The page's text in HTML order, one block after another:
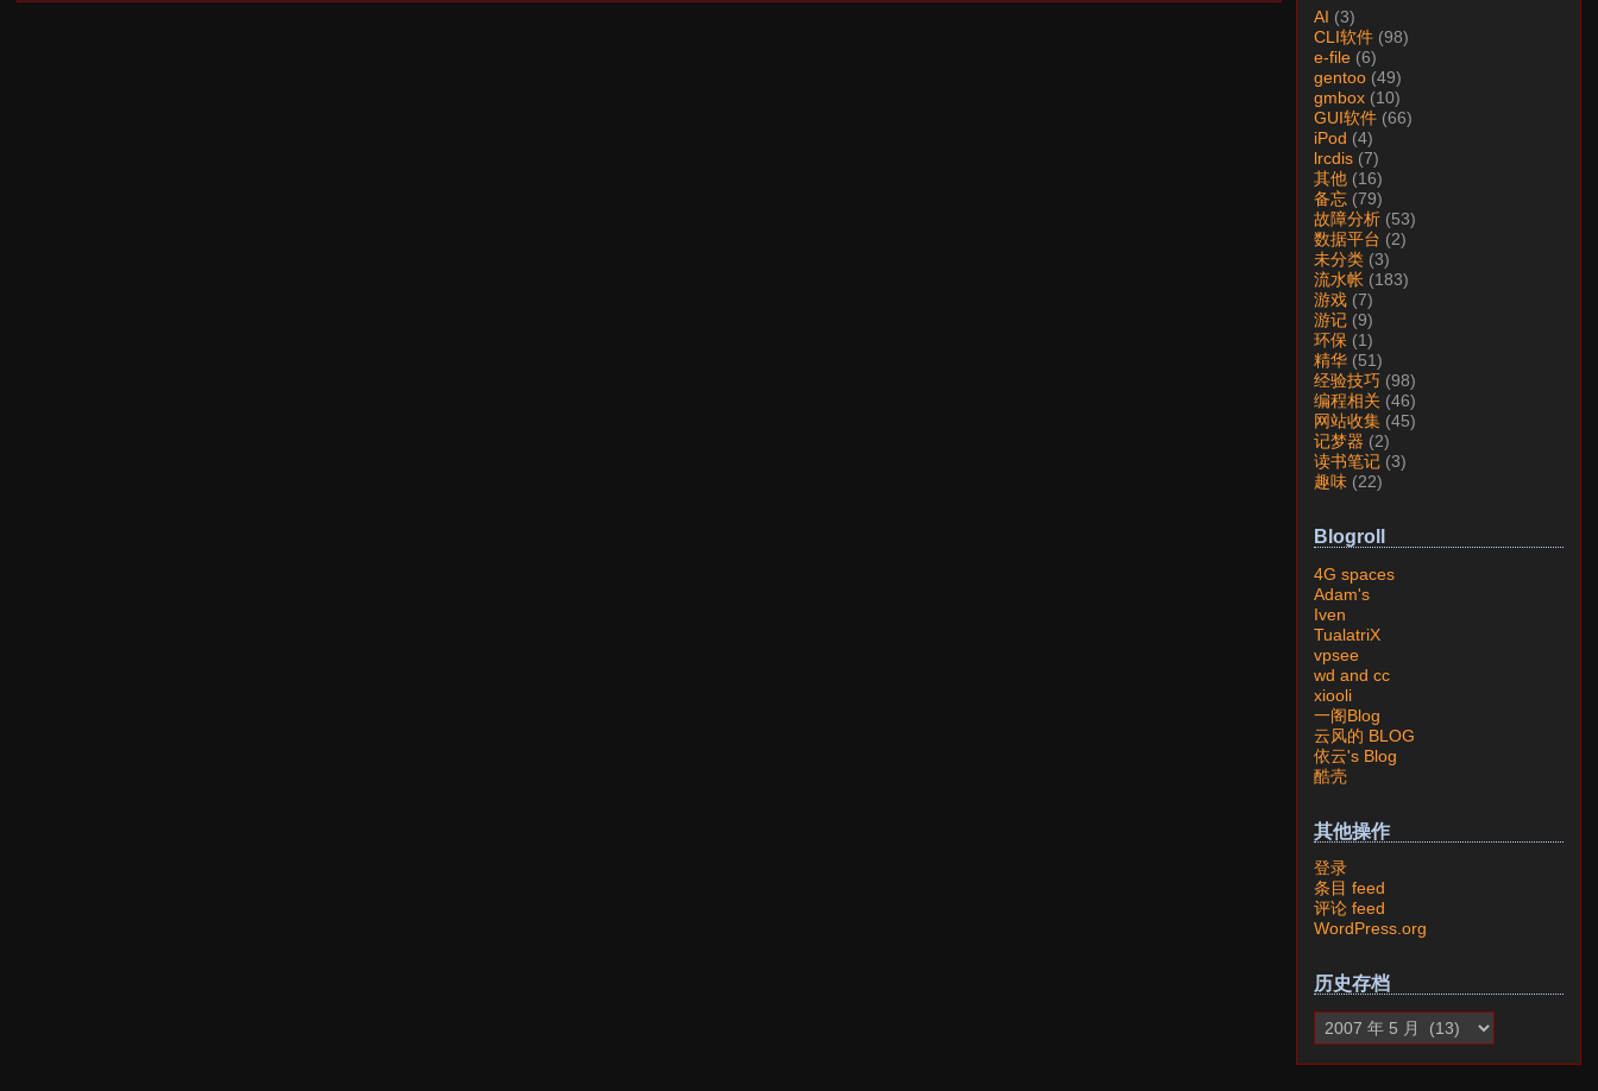
AI (3)
CLI软件 (98)
e-file (6)
gentoo (49)
gmbox (10)
GUI软件 (66)
iPod (4)
lrcdis (7)
其他 (16)
备忘 (79)
故障分析 (53)
数据平台 (2)
未分类 (3)
流水帐 (183)
游戏 (7)
游记 (9)
环保 (1)
精华 (51)
经验技巧 (98)
编程相关 (46)
网站收集 (45)
记梦器 (2)
读书笔记 (3)
趣味 (22)
Blogroll
4G spaces
Adam's
Iven
TualatriX
vpsee
wd and cc
xiooli
一阁Blog
云风的 BLOG
依云's Blog
酷壳
其他操作
登录
条目 feed
评论 feed
WordPress.org
历史存档